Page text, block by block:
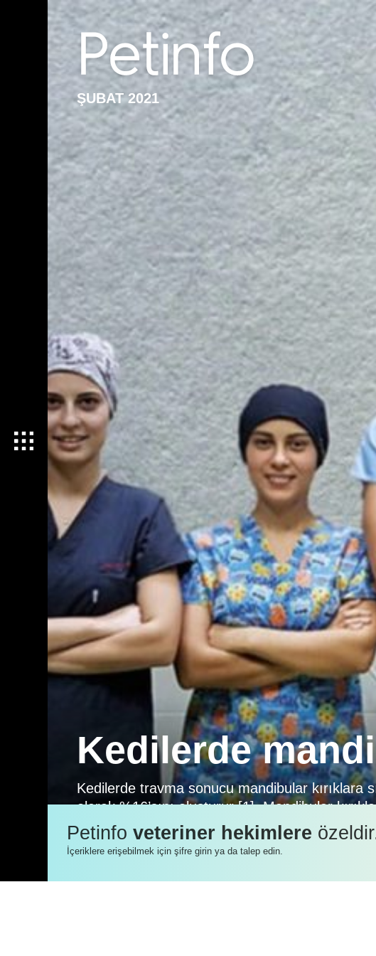
ŞUBAT 2021
Kedilerde
Kedilerde travma sonucu mandibular kırıklara
olarak %16’sını oluşturur [1]. Mandibular
mandibula kırıkları, ramus mandibula
kazaları, kavgalar ve yüksekten düşme
Petinfoveteriner hekimlere
İçeriklere erişebilmek için şifre girin ya da talep edin.